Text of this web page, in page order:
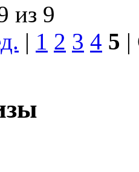
из 9
| 1 2 3 4 5 |